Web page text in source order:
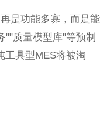
是功能多寡，而是能
""质量模型库"等预制
工具型MES将被淘